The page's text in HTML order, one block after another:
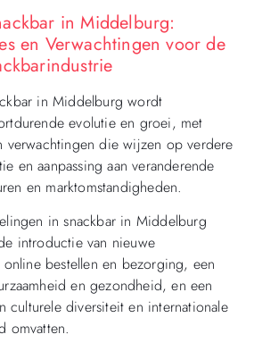
in Middelburg:
en Verwachtingen voor de
in Middelburg wordt
evolutie en groei, met
verwachtingen die wijzen op verdere
en aanpassing aan veranderende
en marktomstandigheden.
in snackbar in Middelburg
introductie van nieuwe
bestellen en bezorging, een
en gezondheid, en een
culturele diversiteit en internationale
omvatten.